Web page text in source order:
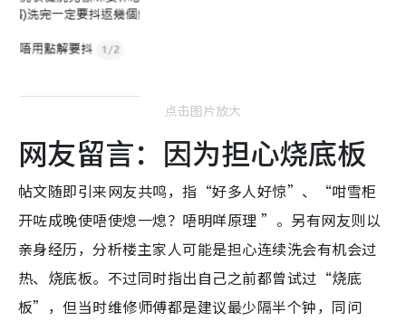
点击图片放大
网友留言：因为担心烧底板
帖文随即引来网友共鸣，指“好多人好惊”、“咁雪柜
开咗成晚使唔使熄一熄？唔明咩原理 ”。另有网友则以
亲身经历，分析楼主家人可能是担心连续洗会有机会过
热、烧底板。不过同时指出自己之前都曾试过“烧底
板”，但当时维修师傅都是建议最少隔半个钟，同问